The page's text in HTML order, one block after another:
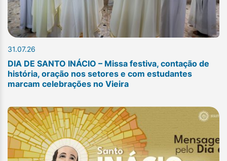
31.07.26
DIA DE SANTO INÁCIO – Missa festiva, contação de
história, oração nos setores e com estudantes
marcam celebrações no Vieira